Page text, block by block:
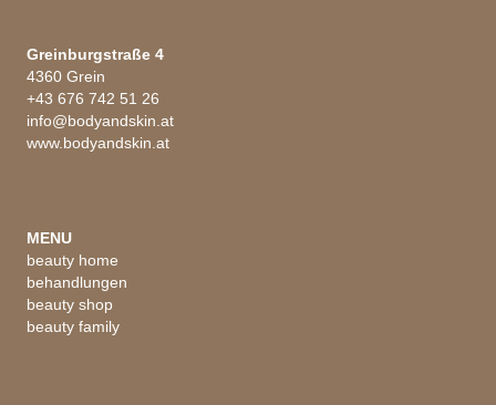
Greinburgstraße 4
4360 Grein
+43 676 742 51 26
info@bodyandskin.at
www.bodyandskin.at
MENU
beauty home
behandlungen
beauty shop
beauty family